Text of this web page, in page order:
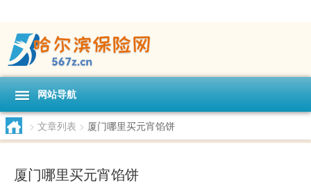
网站导航
> 文章列表 > 厦门哪里买元宵馅饼
厦门哪里买元宵馅饼